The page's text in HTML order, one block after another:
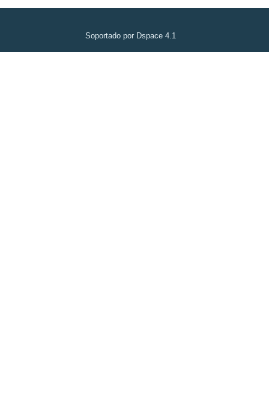
Soportado por Dspace 4.1